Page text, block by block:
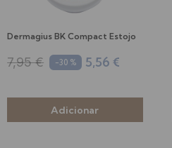
Dermagius BK Compact Estojo
7,95 € -30 % 5,56 €